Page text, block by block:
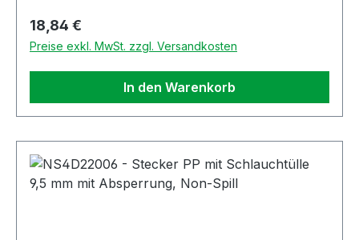
Regulärer Preis:
18,84 €
Preise exkl. MwSt. zzgl. Versandkosten
In den Warenkorb